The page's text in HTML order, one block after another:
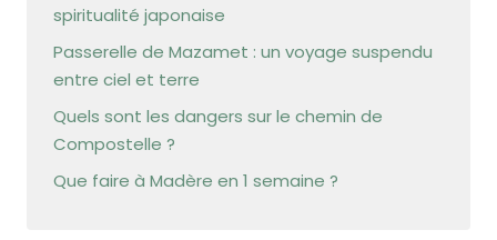
spiritualité japonaise
Passerelle de Mazamet : un voyage suspendu
entre ciel et terre
Quels sont les dangers sur le chemin de
Compostelle ?
Que faire à Madère en 1 semaine ?